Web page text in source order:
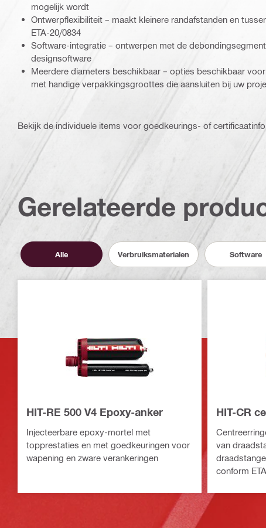
mogelijk wordt
Ontwerpflexibiliteit – maakt kleinere randafstanden en
ETA-20/0834
Software-integratie – ontwerpen met de
designsoftware
Meerdere diameters beschikbaar – opties beschikbaar
met handige verpakkingsgroottes die aansluiten bij uw
Bekijk de individuele items voor goedkeurings- of
Gerelateerde
Alle Verbruiksmaterialen Software
HIT-RE 500 V4 Epoxy-anker
Injecteerbare epoxy-mortel met
topprestaties en met goedkeuringen voor
wapening en zware verankeringen
HIT-CR
van
conform